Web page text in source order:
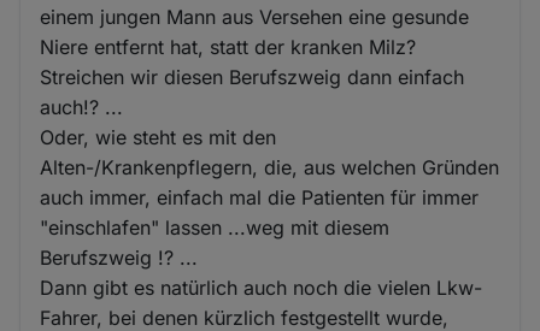
einem jungen Mann aus Versehen eine gesunde
Niere entfernt hat, statt der kranken Milz?
Streichen wir diesen Berufszweig dann einfach
auch!? ...
Oder, wie steht es mit den
Alten-/Krankenpflegern, die, aus welchen Gründen
auch immer, einfach mal die Patienten für immer
"einschlafen" lassen ...weg mit diesem
Berufszweig !? ...
Dann gibt es natürlich auch noch die vielen Lkw-
Fahrer, bei denen kürzlich festgestellt wurde,